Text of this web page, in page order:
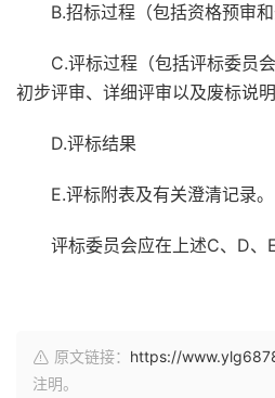
B.招标过程（包括资格预审和
C.评标过程（包括评标委员会
初步评审、详细评审以及废标说明
D.评标结果
E.评标附表及有关澄清记录。
评标委员会应在上述C、D、E
原文链接： https://
注明。